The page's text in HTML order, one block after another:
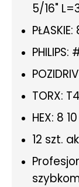
5/16"
TORX:
HEX: 8
12 szt.